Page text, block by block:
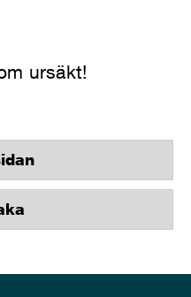
ursäkt!